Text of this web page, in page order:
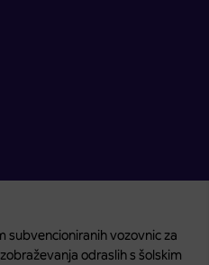
subvencioniranih vozovnic za
odraslih s šolskim